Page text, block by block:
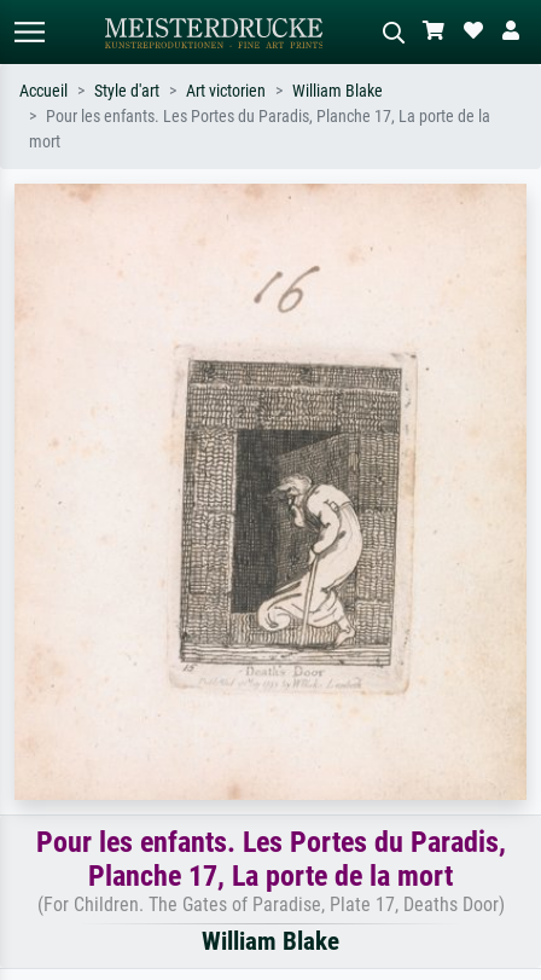
ex. Monet, Nuit étoilée,
impressionnisme, vague de Hokusai,
abstrait avec beaucoup de rouge,
Accueil Style d'art Art victorien
William Blake
Pour les enfants. Les Portes du Paradis, Planche 17, La porte de la
mort
Pour les enfants. Les Portes du Paradis,
Planche 17, La porte de la mort
(For Children. The Gates of Paradise, Plate 17, Deaths Door)
William Blake